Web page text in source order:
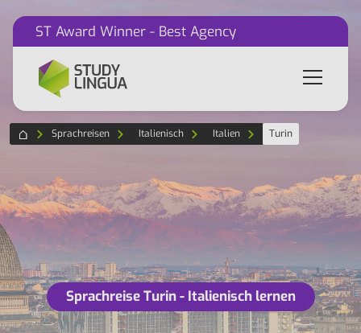
ST Award Winner - Best Agency
Sprachreisen Italienisch Italien Turin
Sprachreise Turin - Italienisch lernen